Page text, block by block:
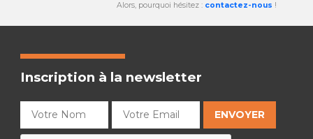
Alors, pourquoi hésitez : contactez-nous !
Inscription à la newsletter